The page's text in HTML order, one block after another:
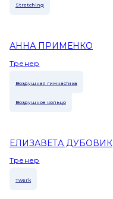
Stretching
АННА ПРИМЕНКО
Тренер
Воздушная гимнастика
Воздушное кольцо
ЕЛИЗАВЕТА ДУБОВИК
Тренер
Twerk